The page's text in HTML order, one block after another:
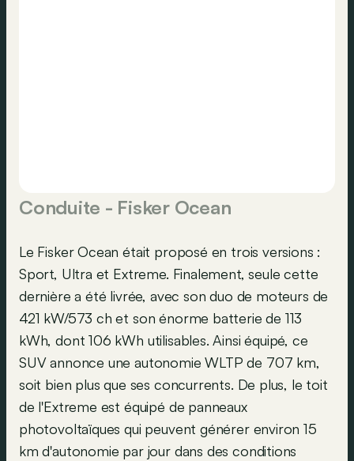
Conduite - Fisker Ocean
Le Fisker Ocean était proposé en trois versions :
Sport, Ultra et Extreme. Finalement, seule cette
dernière a été livrée, avec son duo de moteurs de
421 kW/573 ch et son énorme batterie de 113
kWh, dont 106 kWh utilisables. Ainsi équipé, ce
SUV annonce une autonomie WLTP de 707 km,
soit bien plus que ses concurrents. De plus, le toit
de l'Extreme est équipé de panneaux
photovoltaïques qui peuvent générer environ 15
km d'autonomie par jour dans des conditions